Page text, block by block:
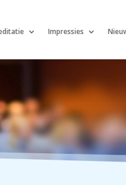
Impressies